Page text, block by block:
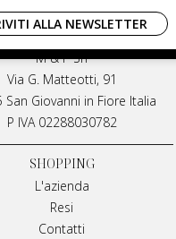
LIVIANA MIRARCHI
M & P Srl
Via G. Matteotti, 91
San Giovanni in Fiore Italia
P IVA 02288030782
SHOPPING
L'azienda
Resi
Contatti
ALLA NEWSLETTER